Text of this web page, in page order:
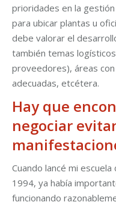
prioridades en la
para ubicar plantas u
debe valorar el
también temas
proveedores), áreas
adecuadas, etcétera.
Hay que
negociar
Cuando lancé mi
1994, ya había
funcionando